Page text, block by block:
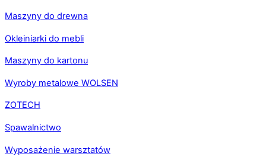
Maszyny do drewna
Okleiniarki do mebli
Maszyny do kartonu
Wyroby metalowe WOLSEN
ZOTECH
Spawalnictwo
Wyposażenie warsztatów